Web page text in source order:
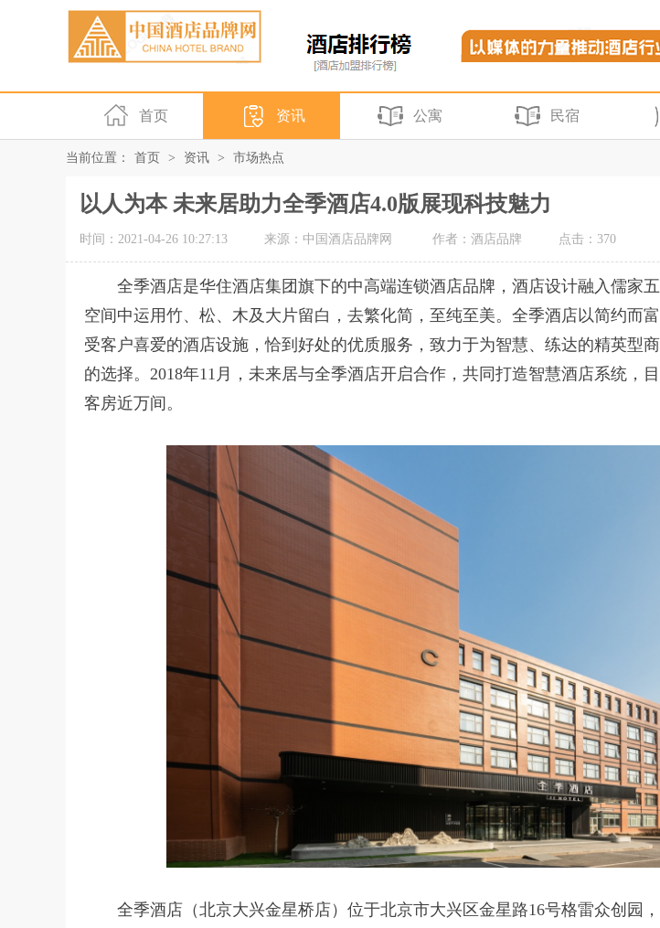
首页 资讯 公寓 民宿
当前位置： 首页 > 资讯 > 市场热点
以人为本 未来居助力全季酒店4.0版展现科技魅力
时间：2021-04-26 10:27:13 来源：中国酒店品牌网 作者：酒店品牌 点击： 370
全季酒店是华住酒店集团旗下的中高端连锁酒店品牌，酒店设计融入儒家
空间中运用竹、松、木及大片留白，去繁化简，至纯至美。全季酒店以简约而
受客户喜爱的酒店设施，恰到好处的优质服务，致力于为智慧、练达的精英型
的选择。2018年11月，未来居与全季酒店开启合作，共同打造智慧酒店系统，
客房近万间。
全季酒店（北京大兴金星桥店）位于北京市大兴区金星路16号格雷众创园